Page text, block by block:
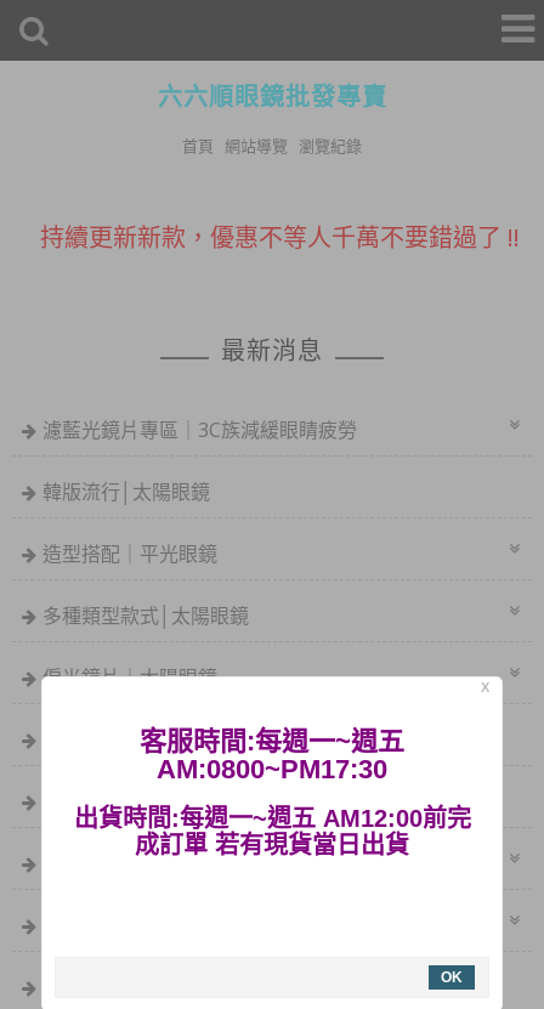
六六順眼鏡批發專賣
首頁 網站導覽 瀏覽紀錄
持續更新新款，優惠不等人千萬不要錯過了 !!
購買眼鏡附贈眼鏡布及眼鏡袋
促銷100元老花~購買三隻免運費~超優惠
活動快閃~即刻起消費滿$500
免運哦
購買眼鏡附贈眼鏡布及眼鏡袋
提供商店批發，亦有眼鏡架等等可供
最新消息
濾藍光鏡片專區｜3C族減緩眼睛疲勞
韓版流行│太陽眼鏡
造型搭配｜平光眼鏡
多種類型款式│太陽眼鏡
偏光鏡片｜太陽眼鏡
套式眼鏡｜眼鏡族必備
老花眼鏡│抗藍光
兒童專區│彈力/PC
X
客服時間:每週一~週五
AM:0800~PM17:30
出貨時間:每週一~週五 AM12:00前完
成訂單 若有現貨當日出貨
OK